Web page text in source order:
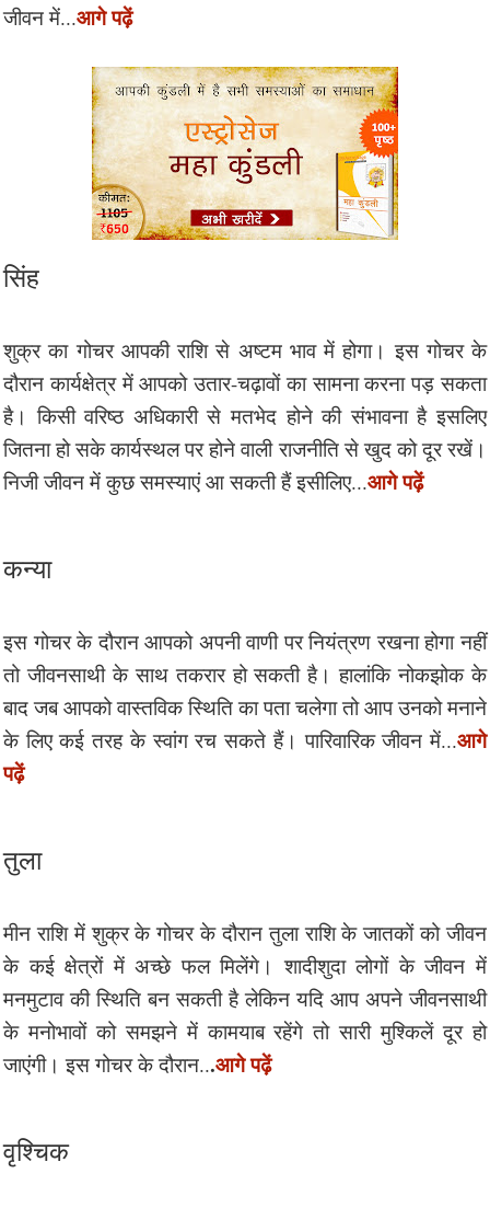
जीवन में...आगे पढ़ें
सिंह
शुक्र का गोचर आपकी राशि से अष्टम भाव में होगा। इस गोचर के
दौरान कार्यक्षेत्र में आपको उतार-चढ़ावों का सामना करना पड़ सकता
है। किसी वरिष्ठ अधिकारी से मतभेद होने की संभावना है इसलिए
जितना हो सके कार्यस्थल पर होने वाली राजनीति से खुद को दूर रखें।
निजी जीवन में कुछ समस्याएं आ सकती हैं इसीलिए...आगे पढ़ें
कन्या
इस गोचर के दौरान आपको अपनी वाणी पर नियंत्रण रखना होगा नहीं
तो जीवनसाथी के साथ तकरार हो सकती है। हालांकि नोकझोक के
बाद जब आपको वास्तविक स्थिति का पता चलेगा तो आप उनको मनाने
के लिए कई तरह के स्वांग रच सकते हैं। पारिवारिक जीवन में...आगे
पढ़ें
तुला
मीन राशि में शुक्र के गोचर के दौरान तुला राशि के जातकों को जीवन
के कई क्षेत्रों में अच्छे फल मिलेंगे। शादीशुदा लोगों के जीवन में
मनमुटाव की स्थिति बन सकती है लेकिन यदि आप अपने जीवनसाथी
के मनोभावों को समझने में कामयाब रहेंगे तो सारी मुश्किलें दूर हो
जाएंगी। इस गोचर के दौरान...आगे पढ़ें
वृश्चिक